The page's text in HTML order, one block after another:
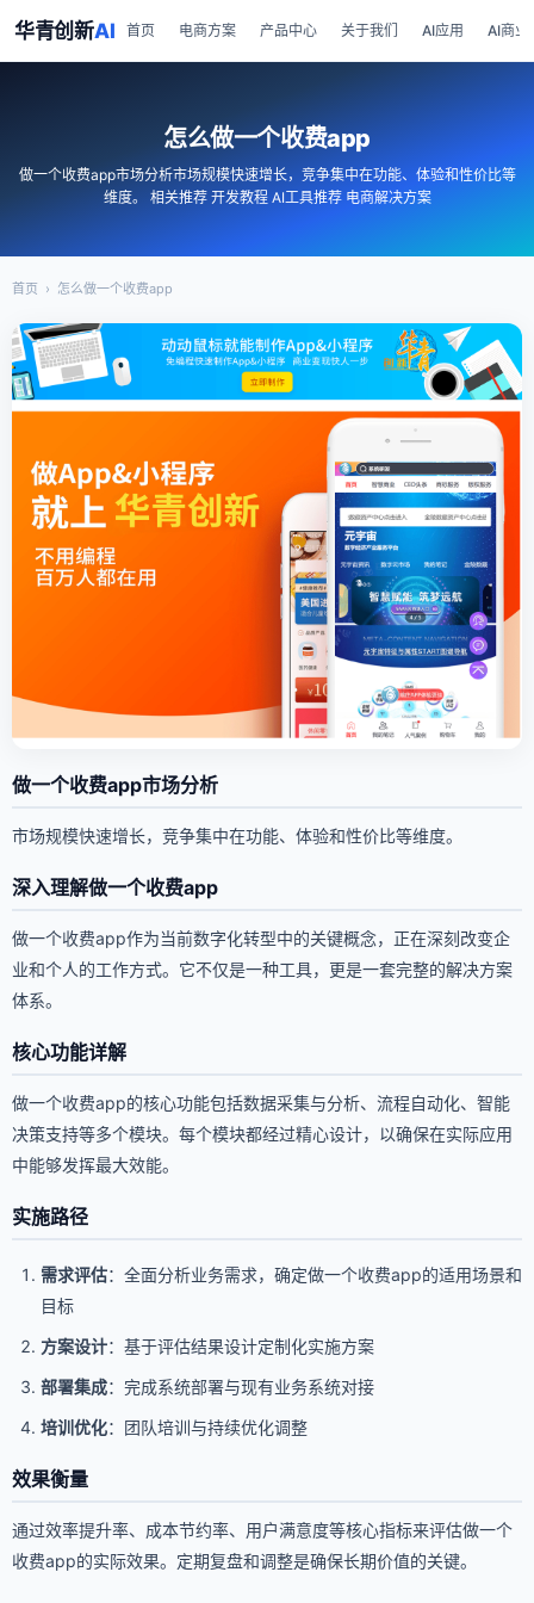
华青创新AI 首页 电商方案 产品中心 关于我们 AI应用 AI商业
怎么做一个收费app
做一个收费app市场分析市场规模快速增长，竞争集中在功能、体验和性价比等
维度。 相关推荐 开发教程 AI工具推荐 电商解决方案
首页 › 怎么做一个收费app
做一个收费app市场分析
市场规模快速增长，竞争集中在功能、体验和性价比等维度。
深入理解做一个收费app
做一个收费app作为当前数字化转型中的关键概念，正在深刻改变企
业和个人的工作方式。它不仅是一种工具，更是一套完整的解决方案
体系。
核心功能详解
做一个收费app的核心功能包括数据采集与分析、流程自动化、智能
决策支持等多个模块。每个模块都经过精心设计，以确保在实际应用
中能够发挥最大效能。
实施路径
需求评估：全面分析业务需求，确定做一个收费app的适用场景和
目标
方案设计：基于评估结果设计定制化实施方案
部署集成：完成系统部署与现有业务系统对接
培训优化：团队培训与持续优化调整
效果衡量
通过效率提升率、成本节约率、用户满意度等核心指标来评估做一个
收费app的实际效果。定期复盘和调整是确保长期价值的关键。